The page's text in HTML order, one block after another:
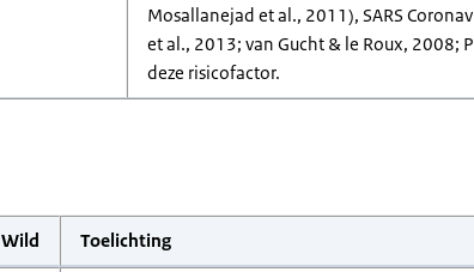
Mosallanejad et al., 2011), SARS
et al., 2013; van Gucht & le Roux, 2008;
deze risicofactor.
Wild Toelichting